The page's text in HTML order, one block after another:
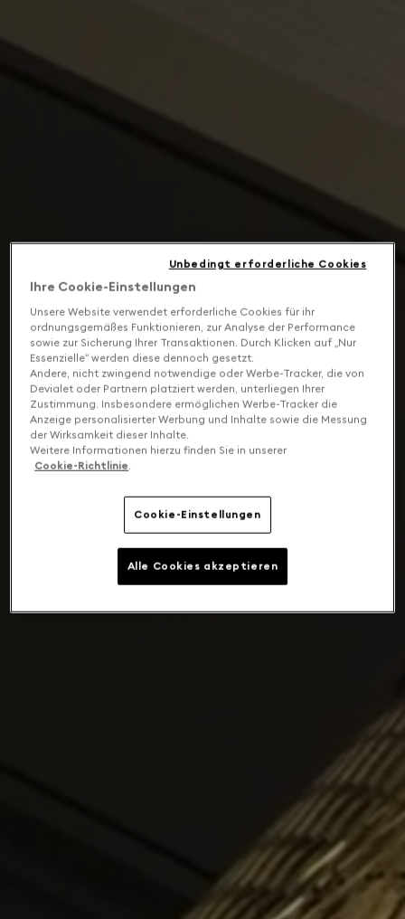
Ihre Cookie-Einstellungen
Unsere Website verwendet erforderliche Cookies für ihr
ordnungsgemäßes Funktionieren, zur Analyse der Performance
sowie zur Sicherung Ihrer Transaktionen. Durch Klicken auf „Nur
Essenzielle“ werden diese dennoch gesetzt.
Andere, nicht zwingend notwendige oder Werbe-Tracker, die von
Devialet oder Partnern platziert werden, unterliegen Ihrer
Zustimmung. Insbesondere ermöglichen Werbe-Tracker die
Anzeige personalisierter Werbung und Inhalte sowie die Messung
der Wirksamkeit dieser Inhalte.
Weitere Informationen hierzu finden Sie in unserer
Cookie-Richtlinie.
Cookie-Einstellungen
Unbedingt erforderliche Cookies
Alle Cookies akzeptieren